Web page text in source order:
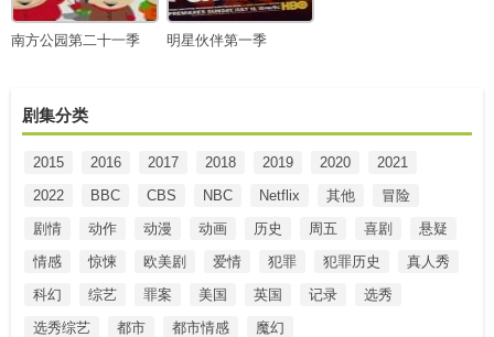
南方公园第二十一季 明星伙伴第一季
剧集分类
2015 2016 2017 2018 2019 2020
2021
2022
BBC CBS NBC Netflix 其他
冒险
剧情
动作 动漫 动画 历史 周五 喜剧
悬疑
情感
惊悚 欧美剧 爱情 犯罪 犯罪历史
真人秀
科幻
综艺 罪案 美国 英国 记录
选秀
选秀综艺
都市 都市情感 魔幻